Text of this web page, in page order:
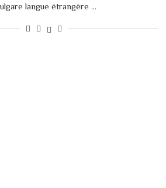
langue étrangère …